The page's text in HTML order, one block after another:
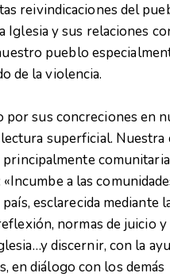
reivindicaciones del
Iglesia y sus relaciones
pueblo
de la violencia.
sus concreciones en
superficial. Nuestra
a las
esclarecida mediante
normas de juicio y
discernir, con la
en diálogo con los demás